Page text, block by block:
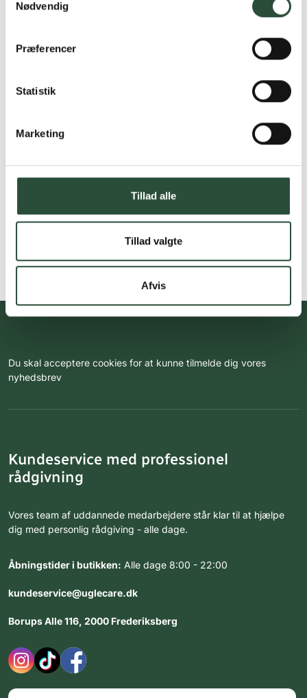
Nødvendig
Præferencer
Statistik
Marketing
Tillad alle
Tillad valgte
Afvis
Du skal acceptere cookies for at kunne tilmelde dig vores
nyhedsbrev
Kundeservice med professionel
rådgivning
Vores team af uddannede medarbejdere står klar til at hjælpe
dig med personlig rådgiving - alle dage.
Åbningstider i butikken: Alle dage 8:00 - 22:00
kundeservice@uglecare.dk
Borups Alle 116, 2000 Frederiksberg